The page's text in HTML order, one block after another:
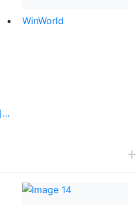
WinWorld
CrystalDiskMark 크리스탈디스크마크